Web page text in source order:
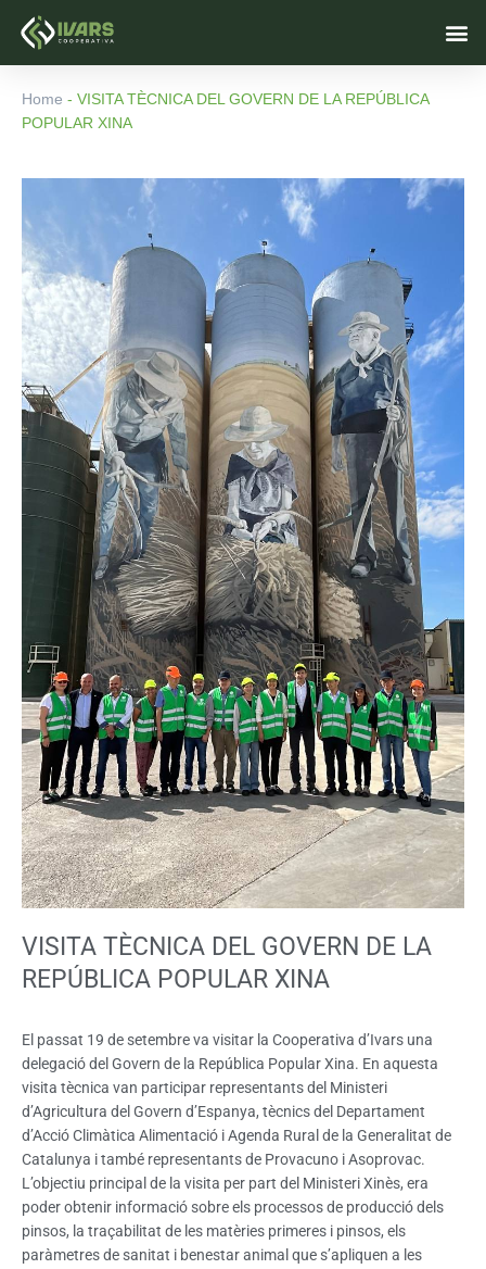
Home - VISITA TÈCNICA DEL GOVERN DE LA REPÚBLICA
POPULAR XINA
VISITA TÈCNICA DEL GOVERN DE LA
REPÚBLICA POPULAR XINA
El passat 19 de setembre va visitar la Cooperativa d’Ivars una
delegació del Govern de la República Popular Xina. En aquesta
visita tècnica van participar representants del Ministeri
d’Agricultura del Govern d’Espanya, tècnics del Departament
d’Acció Climàtica Alimentació i Agenda Rural de la Generalitat de
Catalunya i també representants de Provacuno i Asoprovac.
L’objectiu principal de la visita per part del Ministeri Xinès, era
poder obtenir informació sobre els processos de producció dels
pinsos, la traçabilitat de les matèries primeres i pinsos, els
paràmetres de sanitat i benestar animal que s’apliquen a les